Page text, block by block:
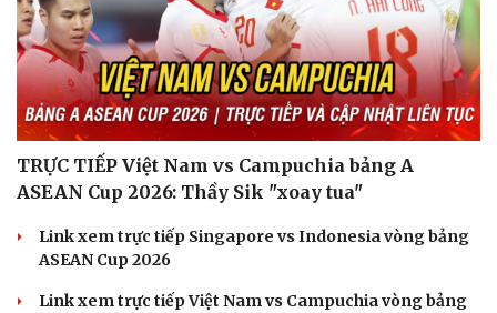
Du lịch
Tư vấn
Săn Tour
check-in
Podcast
Câu chuyện thời sự
Đọc truyện đêm khuya
Cửa sổ tình yêu
Kể chuyện cho bé
Hạt giống tâm hồn
TRỰC TIẾP Việt Nam vs Campuchia bảng A
ASEAN Cup 2026: Thầy Sik "xoay tua"
Link xem trực tiếp Singapore vs Indonesia vòng bảng
ASEAN Cup 2026
Link xem trực tiếp Việt Nam vs Campuchia vòng bảng